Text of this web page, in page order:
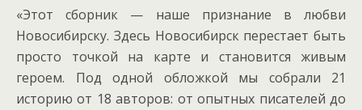
«Этот сборник — наше признание в любви
Новосибирску. Здесь Новосибирск перестает быть
просто точкой на карте и становится живым
героем. Под одной обложкой мы собрали 21
историю от 18 авторов: от опытных писателей до